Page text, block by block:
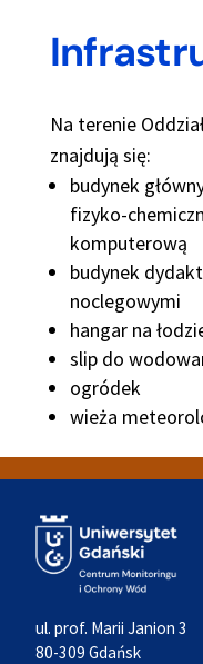
Na terenie
znajdują się:
budynek
fizyko-
komputerową
budynek
noclegowymi
hangar na
slip do
ogródek
wieża
ul. prof. Marii Janion 3
80-309 Gdańsk